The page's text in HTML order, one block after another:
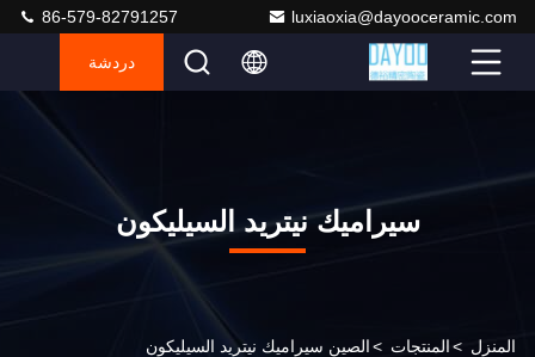
luxiaoxia@dayooceramic.com
86-579-82791257
دردشة
سيراميك نيتريد السيليكون
المنزل >المنتجات >الصين سيراميك نيتريد السيليكون